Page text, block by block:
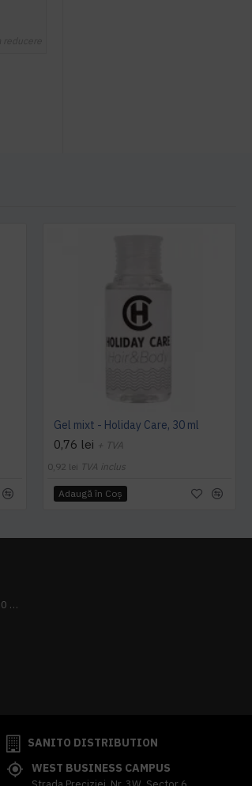
Gel mixt - Holiday Care, 30 ml
0,76 lei + TVA
0,92 lei TVA inclus
Adaugă în Coş
Pachet 10 prosoape 70 x 140cm 9 + 1 gratuit
SANITO DISTRIBUTION
WEST BUSINESS CAMPUS